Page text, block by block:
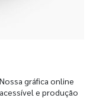
gráfica online
e produção